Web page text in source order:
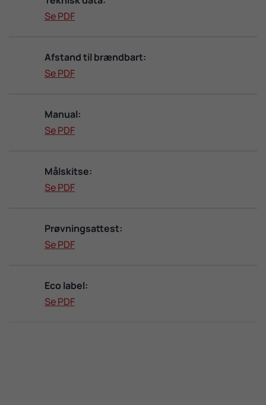
Se PDF
Afstand til brændbart:
Se PDF
Manual:
Se PDF
Målskitse:
Se PDF
Prøvningsattest:
Se PDF
Eco label:
Se PDF